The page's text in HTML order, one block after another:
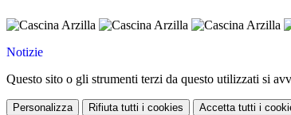
Notizie
Questo sito o gli strumenti terzi da questo utilizzati si
Personalizza Rifiuta tutti i cookies Accetta tutti i